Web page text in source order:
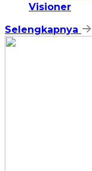
Visioner
Selengkapnya